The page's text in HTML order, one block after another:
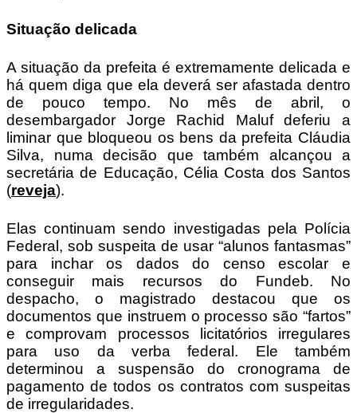
Situação delicada
A situação da prefeita é extremamente delicada e
há quem diga que ela deverá ser afastada dentro
de pouco tempo. No mês de abril, o
desembargador Jorge Rachid Maluf deferiu a
liminar que bloqueou os bens da prefeita Cláudia
Silva, numa decisão que também alcançou a
secretária de Educação, Célia Costa dos Santos
(reveja).
Elas continuam sendo investigadas pela Polícia
Federal, sob suspeita de usar “alunos fantasmas”
para inchar os dados do censo escolar e
conseguir mais recursos do Fundeb. No
despacho, o magistrado destacou que os
documentos que instruem o processo são “fartos”
e comprovam processos licitatórios irregulares
para uso da verba federal. Ele também
determinou a suspensão do cronograma de
pagamento de todos os contratos com suspeitas
de irregularidades.